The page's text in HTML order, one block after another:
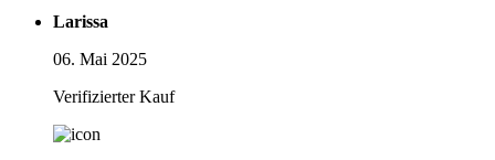
Larissa
06. Mai 2025
Verifizierter Kauf